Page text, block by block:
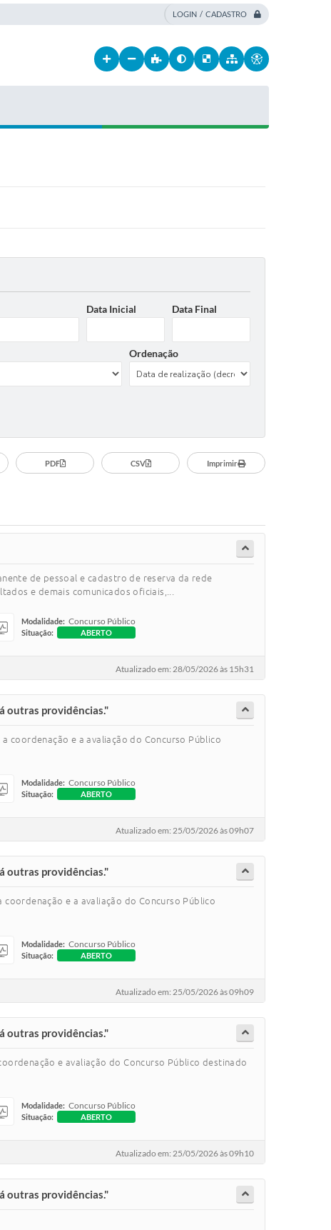
LOGIN / CADASTRO
Data Inicial Data Final
Ordenação
PDF CSV Imprimir
de pessoal e cadastro de reserva da rede
e demais comunicados oficiais,...
Modalidade: Concurso Público
Situação: ABERTO
Atualizado em: 28/05/2026 às 15h31
outras providências."
coordenação e a avaliação do Concurso Público
Modalidade: Concurso Público
Situação: ABERTO
Atualizado em: 25/05/2026 às 09h07
outras providências."
e a avaliação do Concurso Público
Modalidade: Concurso Público
Situação: ABERTO
Atualizado em: 25/05/2026 às 09h09
outras providências."
e avaliação do Concurso Público destinado
Modalidade: Concurso Público
Situação: ABERTO
Atualizado em: 25/05/2026 às 09h10
outras providências."